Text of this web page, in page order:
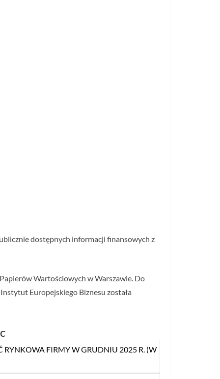
dostępnych informacji finansowych z
Wartościowych w Warszawie. Do
Europejskiego Biznesu została
RYNKOWA FIRMY W GRUDNIU 2025 R. (W